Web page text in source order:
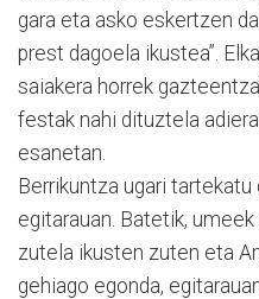
gara eta asko eskertzen
prest dagoela ikustea”.
saiakera horrek
festak nahi dituztela
esanetan.
Berrikuntza ugari
egitarauan. Batetik,
zutela ikusten zuten eta
gehiago egonda,